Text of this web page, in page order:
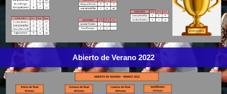
Abierto de Verano 2022